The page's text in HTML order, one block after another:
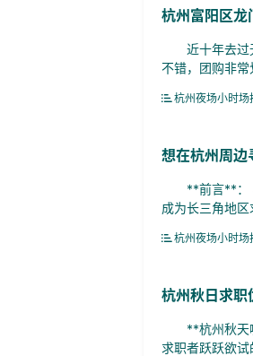
杭州富阳区龙
近十年去过无
不错，团购非
杭州夜场小时场
想在杭州周边
**前言**： 杭
成为长三角地
杭州夜场小时场
杭州秋日求职
**杭州秋天哪
求职者跃跃欲